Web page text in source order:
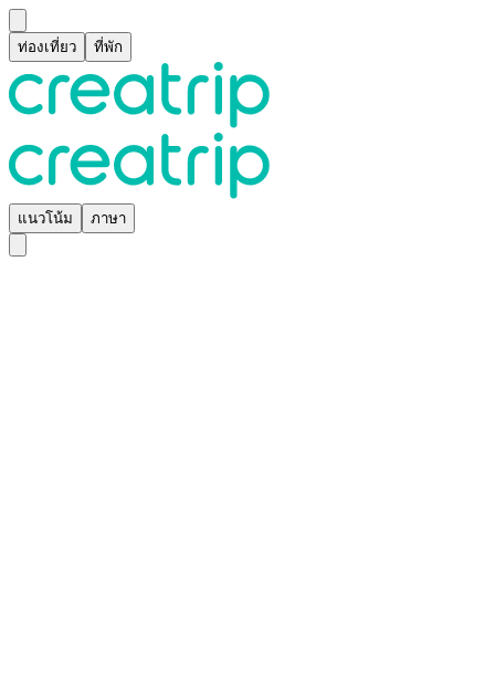
ท่องเที่ยว ที่พัก
แนวโน้ม ภาษา